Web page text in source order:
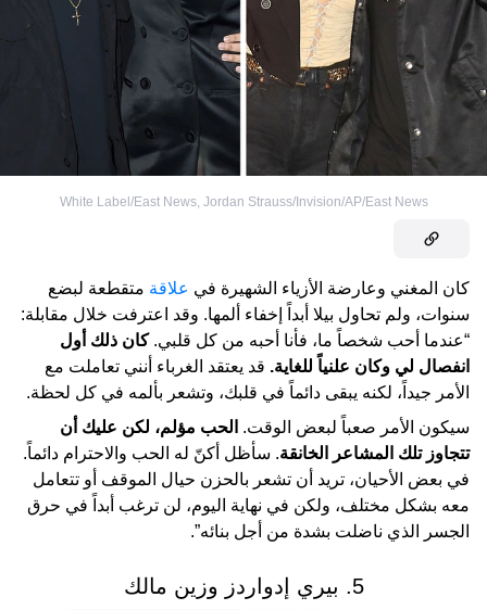
White Label/East News, Jordan Strauss/Invision/AP/East News
كان المغني وعارضة الأزياء الشهيرة في علاقة متقطعة لبضع
سنوات، ولم تحاول بيلا أبداً إخفاء ألمها. وقد اعترفت خلال مقابلة:
“عندما أحب شخصاً ما، فأنا أحبه من كل قلبي.كان ذلك أول
انفصال لي وكان علنياً للغاية. قد يعتقد الغرباء أنني تعاملت مع
الأمر جيداً، لكنه يبقى دائماً في قلبك، وتشعر بألمه في كل لحظة.
سيكون الأمر صعباً لبعض الوقت. الحب مؤلم، لكن عليك أن
تتجاوز تلك المشاعر الخانقة. سأظل أكنّ له الحب والاحترام دائماً.
في بعض الأحيان، تريد أن تشعر بالحزن حيال الموقف أو تتعامل
معه بشكل مختلف، ولكن في نهاية اليوم، لن ترغب أبداً في حرق
الجسر الذي ناضلت بشدة من أجل بنائه”.
5. بيري إدواردز وزين مالك